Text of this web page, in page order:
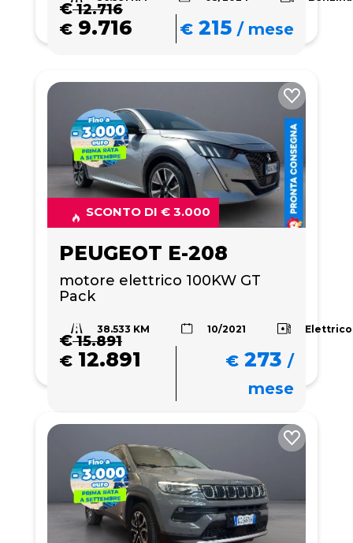
€12.716
€ 9.716 € 215 /mese
SCONTO DI € 3.000
PEUGEOT E-208
motore elettrico 100KW GT
Pack
38.533 KM 10/2021 Elettrico
€15.891
€ 12.891 € 273 /
mese